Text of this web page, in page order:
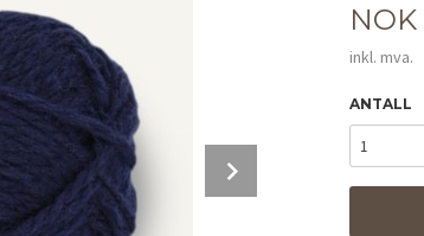
Pris
NOK
inkl. mva.
ANTALL